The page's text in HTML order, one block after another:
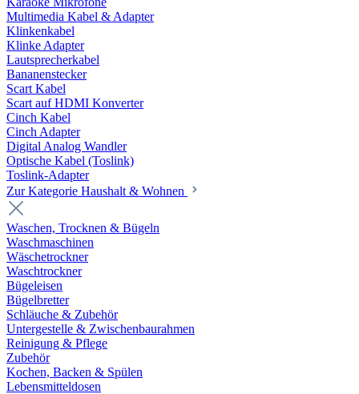
Multimedia Kabel & Adapter
Klinkenkabel
Klinke Adapter
Lautsprecherkabel
Bananenstecker
Scart Kabel
Scart auf HDMI Konverter
Cinch Kabel
Cinch Adapter
Digital Analog Wandler
Optische Kabel (Toslink)
Toslink-Adapter
Zur Kategorie Haushalt & Wohnen
Waschen, Trocknen & Bügeln
Waschmaschinen
Wäschetrockner
Waschtrockner
Bügeleisen
Bügelbretter
Schläuche & Zubehör
Untergestelle & Zwischenbaurahmen
Reinigung & Pflege
Zubehör
Kochen, Backen & Spülen
Lebensmitteldosen